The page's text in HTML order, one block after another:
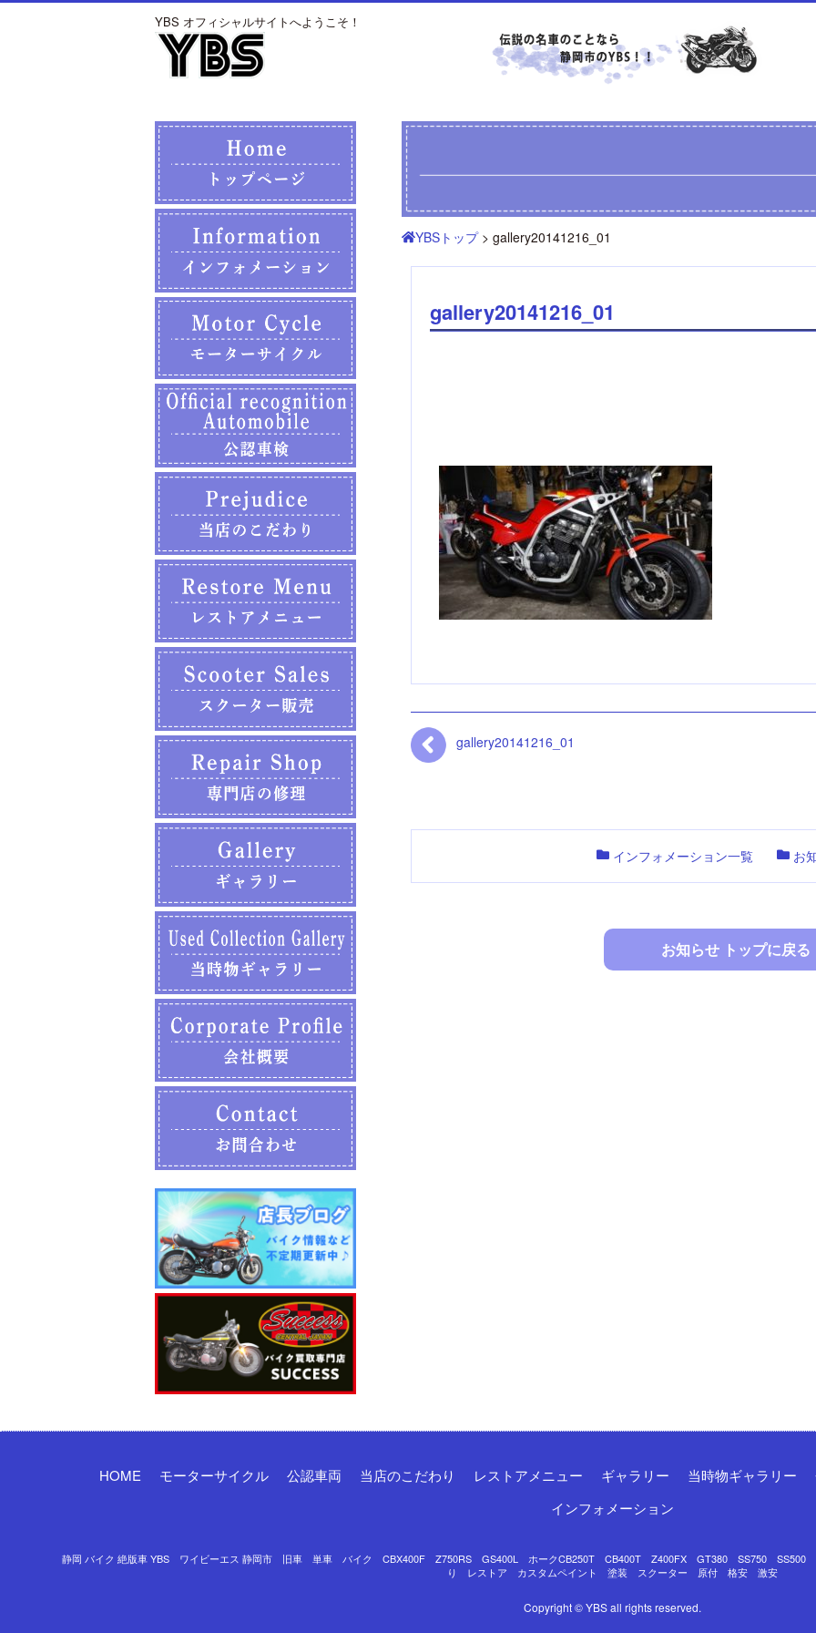
YBS オフィシャルサイトへようこそ！
YBSトップ> gallery20141216_01
gallery20141216_01
gallery20141216_01
インフォメーション一覧 お
お知らせ トップに戻る
HOME モーターサイクル 公認車両 当店のこだわり レストアメニュー ギャラリー 当時物ギャラリー
インフォメーション
静岡 バイク 絶版車 YBS ワイビーエス 静岡市 旧車 単車 バイク CBX400F Z750RS GS400L ホークCB250T CB400T Z400FX GT380 SS750
り レストア カスタムペイント 塗装 スクーター 原付 格安 激安
Copyright © YBS all rights reserved.